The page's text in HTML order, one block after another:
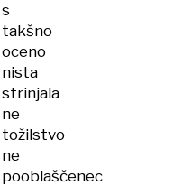
braniti"
s
takšno
oceno
nista
strinjala
ne
tožilstvo
ne
pooblaščenec